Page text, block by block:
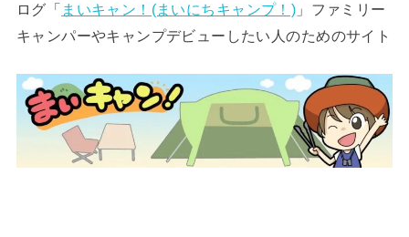
ログ「 まいキャン！(まいにちキャンプ！) 」ファミリー
キャンパーやキャンプデビューしたい人のためのサイト